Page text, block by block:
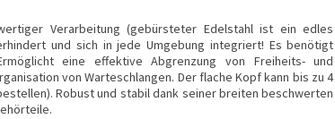
Verarbeitung (gebürsteter Edelstahl ist ein edles
und sich in jede Umgebung integriert! Es benötigt
eine effektive Abgrenzung von Freiheits- und
von Warteschlangen. Der flache Kopf kann bis zu 4
Robust und stabil dank seiner breiten beschwerten